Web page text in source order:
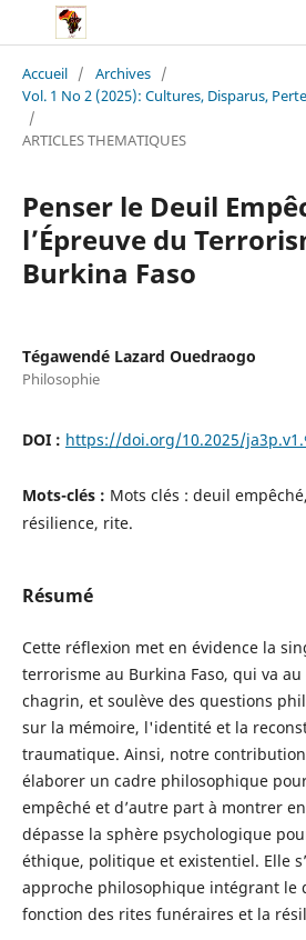
Accueil / Archives /
Vol. 1 No 2 (2025): Cultures, Disparus,
/
ARTICLES THEMATIQUES
Penser le Deuil
l’Épreuve du
Burkina Faso
Tégawendé Lazard Ouedraogo
Philosophie
DOI : https://doi.org/10.2025/
Mots-clés : Mots clés : deuil
résilience, rite.
Résumé
Cette réflexion met en évidence la
terrorisme au Burkina Faso, qui va
chagrin, et soulève des questions
sur la mémoire, l'identité et la
traumatique. Ainsi, notre contribution
élaborer un cadre philosophique
empêché et d’autre part à montrer
dépasse la sphère psychologique
éthique, politique et existentiel. Elle
approche philosophique intégrant le
fonction des rites funéraires et la